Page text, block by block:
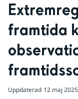
framtida
Uppdaterad 12 maj 2025